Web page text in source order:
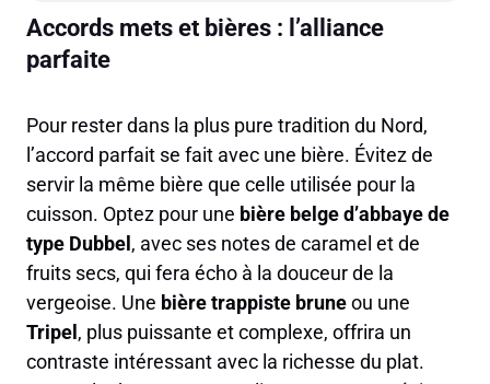
Accords mets et bières : l’alliance
parfaite
Pour rester dans la plus pure tradition du Nord,
l’accord parfait se fait avec une bière. Évitez de
servir la même bière que celle utilisée pour la
cuisson. Optez pour une bière belge d’abbaye de
type Dubbel, avec ses notes de caramel et de
fruits secs, qui fera écho à la douceur de la
vergeoise. Une bière trappiste bruneou une
Tripel, plus puissante et complexe, offrira un
contraste intéressant avec la richesse du plat.